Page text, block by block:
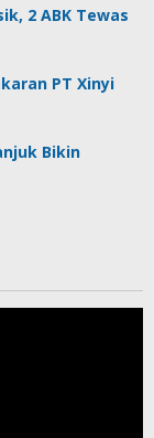
2 ABK Tewas
PT Xinyi
Bikin